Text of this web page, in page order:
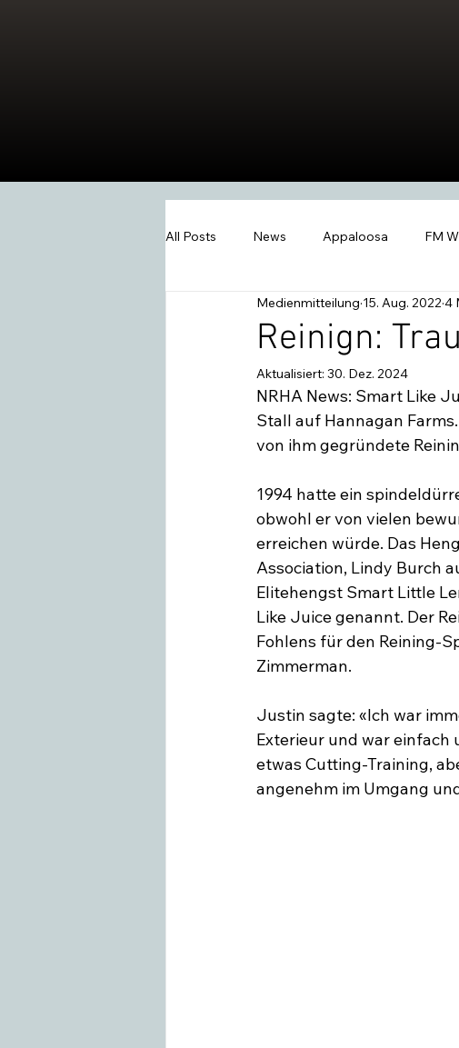
All Posts News Appaloosa FM
Wissen Swiss Western
Extreme Trail Western
Swiss Equestrian Medieninfo
Reinign:
Medienmitteilung 15. Aug. 2022 4
Aktualisiert: 30. Dez. 2024
NRHA News: Smart Like
Stall auf Hannagan
von ihm gegründete
1994 hatte ein
obwohl er von vielen
erreichen würde. Das
Association, Lindy Burch
Elitehengst Smart Little
Like Juice genannt. Der
Fohlens für den Reining-
Zimmerman.
Justin sagte: «Ich war
Exterieur und war einfach
etwas Cutting-Training,
angenehm im Umgang